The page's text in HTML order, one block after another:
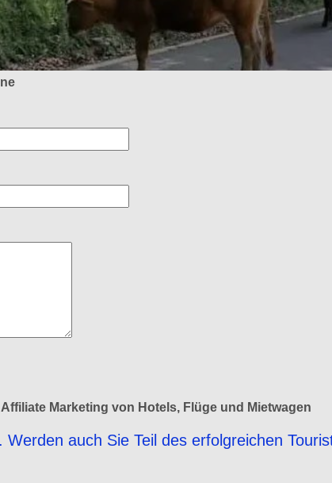
Marketing von Hotels, Flüge und Mietwagen
Werden auch Sie Teil des erfolgreichen